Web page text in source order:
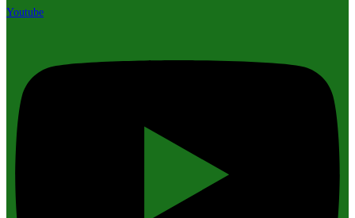
Youtube